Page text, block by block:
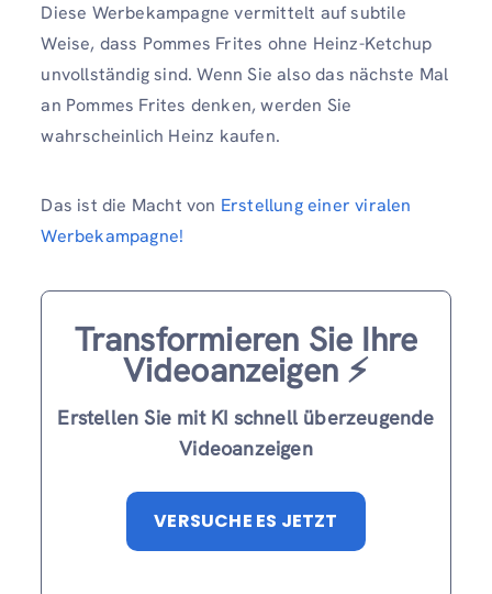
Diese Werbekampagne vermittelt auf subtile
Weise, dass Pommes Frites ohne Heinz-Ketchup
unvollständig sind. Wenn Sie also das nächste Mal
an Pommes Frites denken, werden Sie
wahrscheinlich Heinz kaufen.
Das ist die Macht von Erstellung einer viralen
Werbekampagne!
Transformieren Sie Ihre
Videoanzeigen ⚡️
Erstellen Sie mit KI schnell überzeugende
Videoanzeigen
VERSUCHE ES JETZT